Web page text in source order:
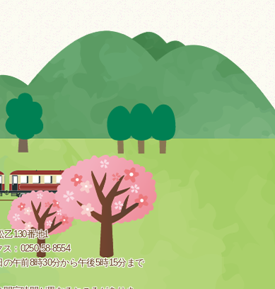
乙130番地1
：0250-58-8554
午前8時30分から午後5時15分まで